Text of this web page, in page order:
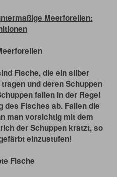
Meerforellen:
Fische, die ein silber
und deren Schuppen
fallen in der Regel
des Fisches ab. Fallen die
man vorsichtig mit dem
der Schuppen kratzt, so
einzustufen!
Fische